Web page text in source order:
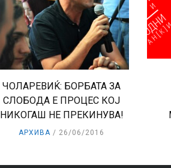
ЧОЛАРЕВИЌ: БОРБАТА ЗА
СЛОБОДА Е ПРОЦЕС КОЈ
НИКОГАШ НЕ ПРЕКИНУВА!
АРХИВА 26/06/2016